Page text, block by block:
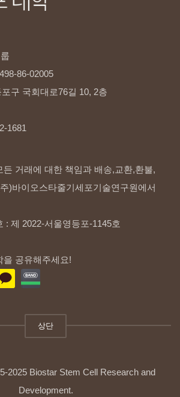
498-86-02005
구 국회대로76길 10, 2층
1681
든 거래에 대한 책임과 배송,교환,환불,
)바이오스타줄기세포기술연구원에서
: 제 2022-서울영등포-1145호
을 공유해주세요!
상단
2025 Biostar Stem Cell Research and
Development.